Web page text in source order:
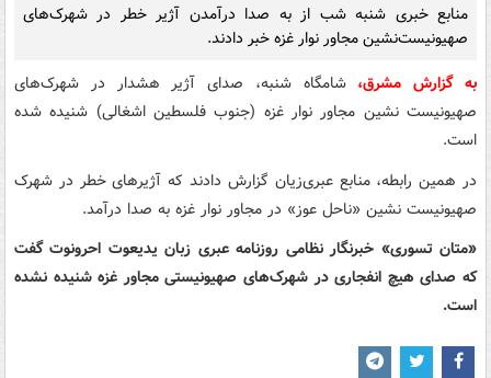
منابع خبری شنبه شب از به صدا درآمدن آژیر خطر در شهرک‌های
صهیونیست‌نشین مجاور نوار غزه خبر دادند.
به گزارش مشرق،شامگاه شنبه، صدای آژیر هشدار در شهرک‌های
صهیونیست نشین مجاور نوار غزه (جنوب فلسطین اشغالی) شنیده شده
است.
در همین رابطه، منابع عبری‌زیان گزارش دادند که آژیرهای خطر در شهرک
صهیونیست نشین «ناحل عوز» در مجاور نوار غزه به صدا درآمد.
«متان تسوری» خبرنگار نظامی روزنامه عبری زبان یدیعوت احرونوت گفت
که صدای هیچ انفجاری در شهرک‌های صهیونیستی مجاور غزه شنیده نشده
است.